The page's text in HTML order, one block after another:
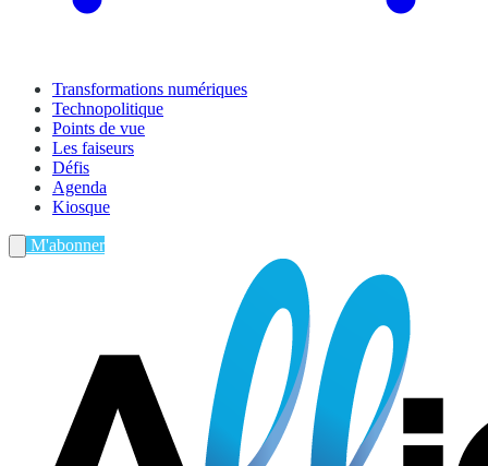
Transformations numériques
Technopolitique
Points de vue
Les faiseurs
Défis
Agenda
Kiosque
M'abonner